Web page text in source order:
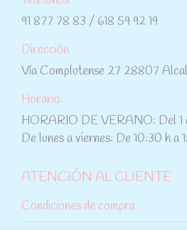
91 877 78 83 / 618 59 92 19
Dirección
Vía Complutense 27 28807
Horario:
HORARIO DE VERANO: Del 1
De lunes a viernes: De 10:30 h a
ATENCIÓN AL CLIENTE
Condiciones de compra